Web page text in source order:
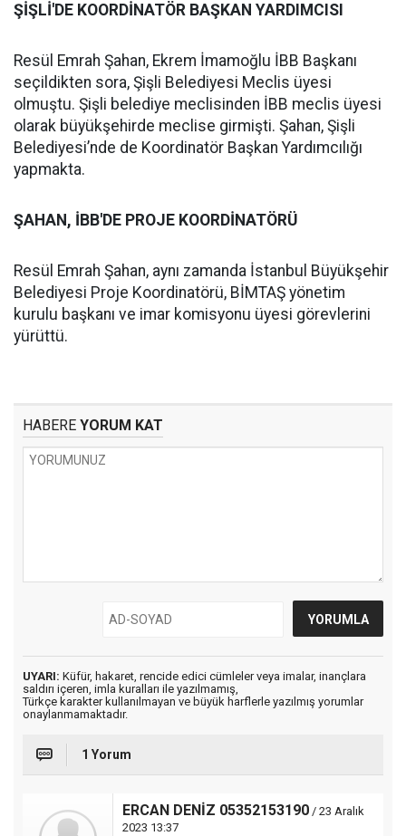
ŞİŞLİ'DE KOORDİNATÖR BAŞKAN YARDIMCISI
Resül Emrah Şahan, Ekrem İmamoğlu İBB Başkanı
seçildikten sora, Şişli Belediyesi Meclis üyesi
olmuştu. Şişli belediye meclisinden İBB meclis üyesi
olarak büyükşehirde meclise girmişti. Şahan, Şişli
Belediyesi’nde de Koordinatör Başkan Yardımcılığı
yapmakta.
ŞAHAN, İBB'DE PROJE KOORDİNATÖRÜ
Resül Emrah Şahan, aynı zamanda İstanbul Büyükşehir
Belediyesi Proje Koordinatörü, BİMTAŞ yönetim
kurulu başkanı ve imar komisyonu üyesi görevlerini
yürüttü.
HABERE YORUM KAT
UYARI: Küfür, hakaret, rencide edici cümleler veya imalar, inançlara
saldırı içeren, imla kuralları ile yazılmamış,
Türkçe karakter kullanılmayan ve büyük harflerle yazılmış yorumlar
onaylanmamaktadır.
1 Yorum
ERCAN DENİZ 05352153190 / 23 Aralık
2023 13:37